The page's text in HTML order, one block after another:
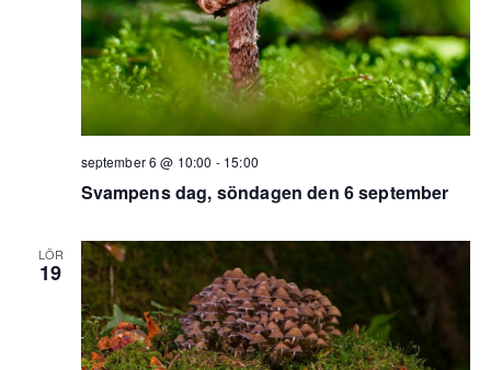
september 6 @ 10:00 - 15:00
Svampens dag, söndagen den 6 september
LÖR
19